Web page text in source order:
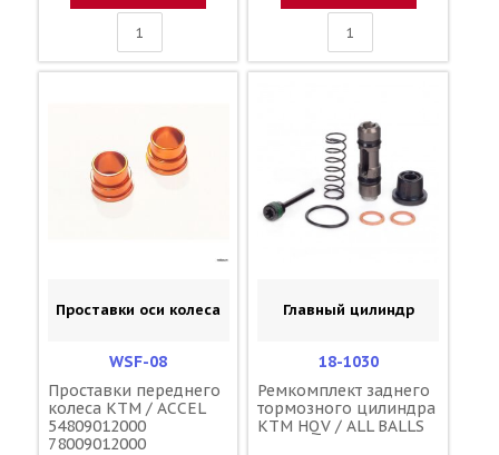
Проставки оси колеса
WSF-08
Проставки переднего
колеса KTM / ACCEL
54809012000
78009012000
Главный цилиндр
18-1030
Ремкомплект заднего
тормозного цилиндра
KTM HQV / ALL BALLS